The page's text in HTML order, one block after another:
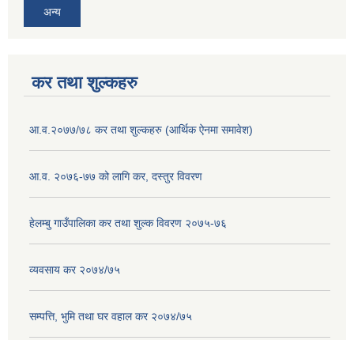
अन्य
कर तथा शुल्कहरु
आ.व.२०७७/७८ कर तथा शुल्कहरु (आर्थिक ऐनमा समावेश)
आ.व. २०७६-७७ को लागि कर, दस्तुर विवरण
हेलम्बु गाउँपालिका कर तथा शुल्क विवरण २०७५-७६
व्यवसाय कर २०७४/७५
सम्पत्ति, भुमि तथा घर वहाल कर २०७४/७५